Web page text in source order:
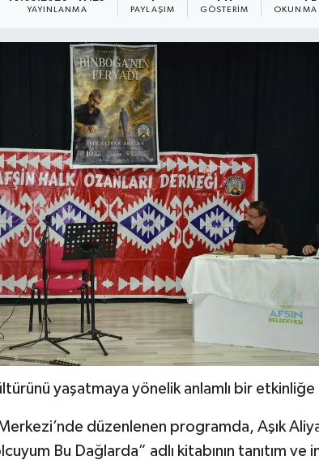
YAYINLANMA PAYLAŞIM GÖSTERIM OKUNMA
yaşatmaya yönelik anlamlı bir etkinliğe
düzenlenen programda, Aşık
Bu Dağlarda” adlı kitabının tanıtım ve